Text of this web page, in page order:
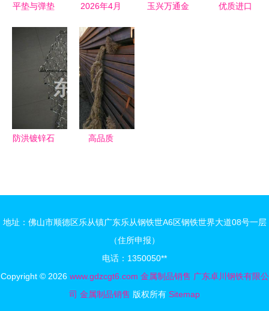
平垫与弹垫
批发价格、
优质厂家、
高清图实与
垫圈选型建
议——永年
县清瑞金属
2026年4月
购指南 五
大优质服务
商深度测评
与推荐
玉兴万通金
优质进口
防洪镀锌石
选择
高品质
优质选择
地址：佛山市顺德区乐从镇广东乐从钢铁世A6区钢铁世界大道08号一层
（住所申报）
电话：1350050**
Copyright © 2026 www.gdzcgt6.com 金属制品销售 广东卓川钢铁有限公
司 金属制品销售 版权所有 Sitemap